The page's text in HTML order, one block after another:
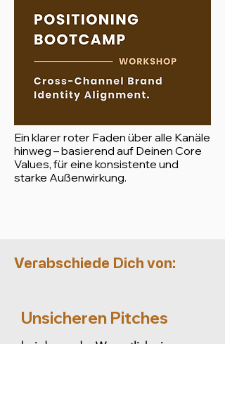
Ein klarer roter Faden über alle Kanäle
hinweg – basierend auf Deinen Core
Values, für eine konsistente und
starke Außenwirkung.
Verabschiede Dich von:
Unsicheren Pitches
bei denen das Wesentliche in